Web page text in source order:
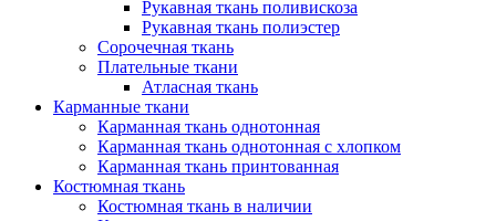
Рукавная ткань поливискоза
Рукавная ткань полиэстер
Сорочечная ткань
Плательные ткани
Атласная ткань
Карманные ткани
Карманная ткань однотонная
Карманная ткань однотонная с хлопком
Карманная ткань принтованная
Костюмная ткань
Костюмная ткань в наличии